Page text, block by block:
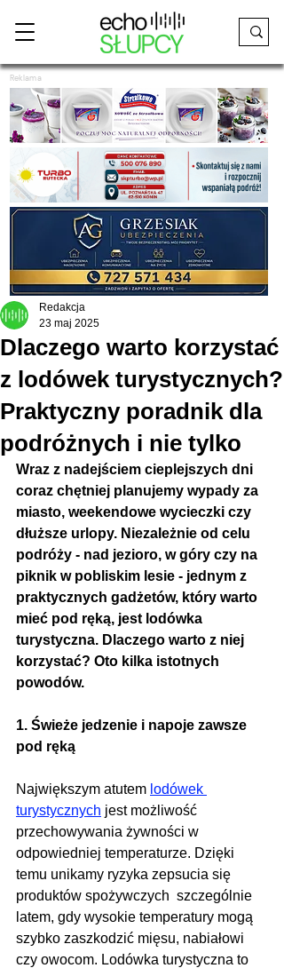
Reklama
Dlaczego warto korzystać
z lodówek turystycznych?
Praktyczny poradnik dla
podróżnych i nie tylko
Redakcja
23 maj 2025
Wraz z nadejściem cieplejszych dni
coraz chętniej planujemy wypady za
miasto, weekendowe wycieczki czy
dłuższe urlopy. Niezależnie od celu
podróży - nad jezioro, w góry czy na
piknik w pobliskim lesie - jednym z
praktycznych gadżetów, który warto
mieć pod ręką, jest lodówka
turystyczna. Dlaczego warto z niej
korzystać? Oto kilka istotnych
powodów.
1. Świeże jedzenie i napoje zawsze
pod ręką
Największym atutem lodówek
turystycznych jest możliwość
przechowywania żywności w
odpowiedniej temperaturze. Dzięki
temu unikamy ryzyka zepsucia się
produktów spożywczych  szczególnie
latem, gdy wysokie temperatury mogą
szybko zaszkodzić mięsu, nabiałowi
czy owocom. Lodówka turystyczna to